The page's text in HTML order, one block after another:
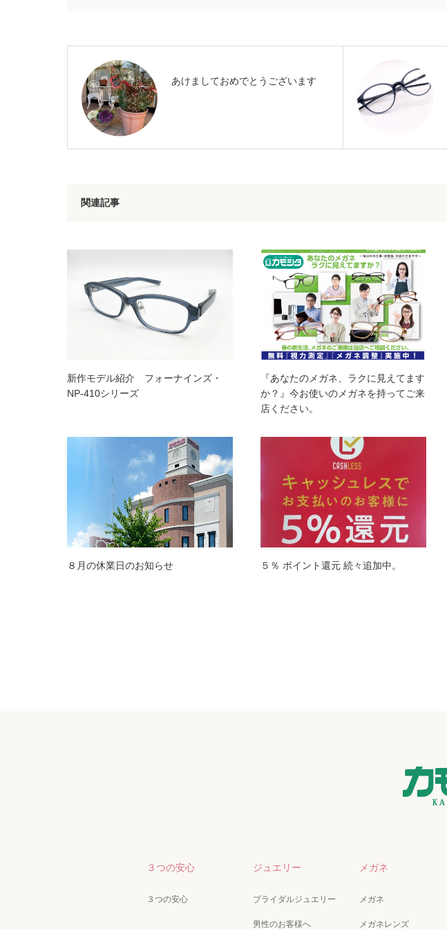
あけましておめでとうございます
関連記事
新作モデル紹介 フォーナインズ・
NP-410シリーズ
『あなたのメガネ、ラクに見えてます
か？』今お使いのメガネを持ってご来
店ください。
８月の休業日のお知らせ ５％ ポイント還元 続々追加中。
３つの安心
３つの安心
ジュエリー
ブライダルジュエリー
男性のお客様へ
メガネ
メガネ
メガネレンズ